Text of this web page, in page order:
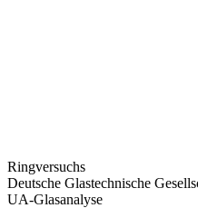
Ringversuchs
Deutsche Glastechnische
UA-Glasanalyse